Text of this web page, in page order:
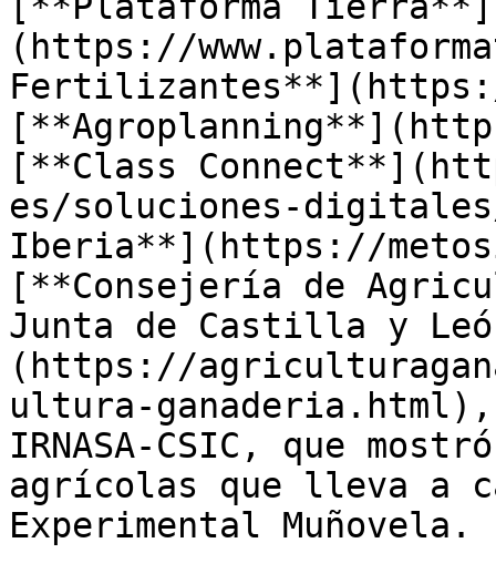
(https://
[**Class
es/soluciones-
Iberia**](https://
[**Consejería de
Junta de Castilla y
(https://
ultura-
IRNASA-CSIC, que
agrícolas que lleva a
Experimental Muñovela.